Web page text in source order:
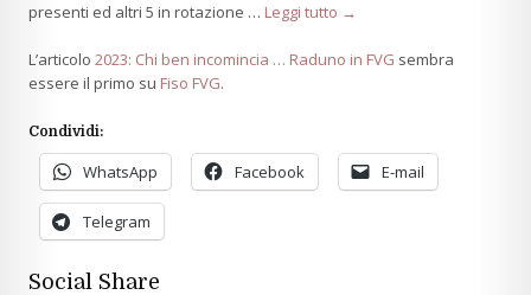
presenti ed altri 5 in rotazione … Leggi tutto →
L’articolo 2023: Chi ben incomincia … Raduno in FVG sembra
essere il primo su Fiso FVG.
Condividi:
WhatsApp Facebook E-mail
Telegram
Social Share